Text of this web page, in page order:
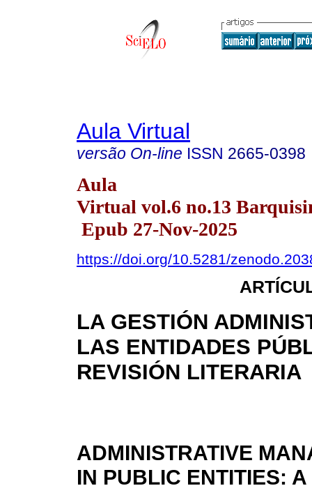
Aula Virtual
versão On-line ISSN 2665-0398
Aula
Virtual vol.6 no.13
Epub 27-Nov-2025
https://doi.org/10.5281/
LA GESTIÓN
LAS ENTIDADES
REVISIÓN LITERARIA
ADMINISTRATIVE
IN PUBLIC ENTITIES: